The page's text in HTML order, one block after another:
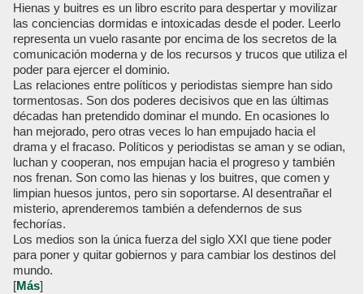
Hienas y buitres es un libro escrito para despertar y movilizar
las conciencias dormidas e intoxicadas desde el poder. Leerlo
representa un vuelo rasante por encima de los secretos de la
comunicación moderna y de los recursos y trucos que utiliza el
poder para ejercer el dominio.
Las relaciones entre políticos y periodistas siempre han sido
tormentosas. Son dos poderes decisivos que en las últimas
décadas han pretendido dominar el mundo. En ocasiones lo
han mejorado, pero otras veces lo han empujado hacia el
drama y el fracaso. Políticos y periodistas se aman y se odian,
luchan y cooperan, nos empujan hacia el progreso y también
nos frenan. Son como las hienas y los buitres, que comen y
limpian huesos juntos, pero sin soportarse. Al desentrañar el
misterio, aprenderemos también a defendernos de sus
fechorías.
Los medios son la única fuerza del siglo XXI que tiene poder
para poner y quitar gobiernos y para cambiar los destinos del
mundo.
[Más]